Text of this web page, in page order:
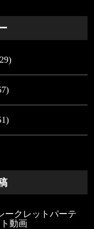
ークレットパーテ
動画